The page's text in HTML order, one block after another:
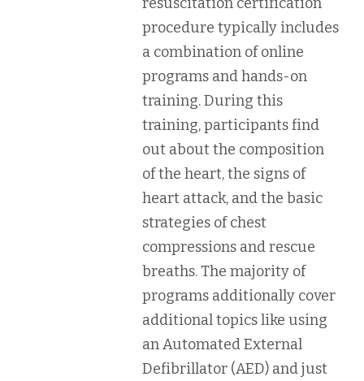
procedure typically includes
a combination of online
programs and hands-on
training. During this
training, participants find
out about the composition
of the heart, the signs of
heart attack, and the basic
strategies of chest
compressions and rescue
breaths. The majority of
programs additionally cover
additional topics like using
an Automated External
Defibrillator (AED) and just